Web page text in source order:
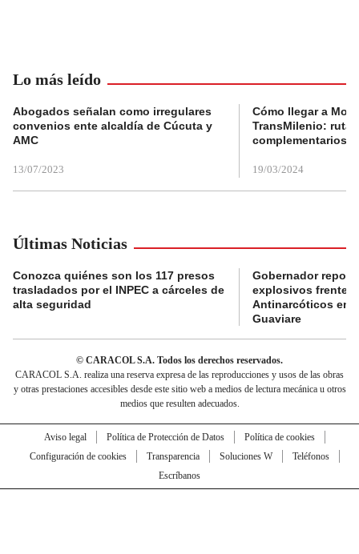
Lo más leído
Abogados señalan como irregulares
convenios ente alcaldía de Cúcuta y
AMC
13/07/2023
Cómo llegar a
TransMilenio:
complementarios
19/03/2024
Últimas Noticias
Conozca quiénes son los 117 presos
trasladados por el INPEC a cárceles de
alta seguridad
Gobernador
explosivos frente a
Antinarcóticos en
Guaviare
© CARACOL S.A. Todos los derechos reservados.
CARACOL S.A. realiza una reserva expresa de las reproducciones y usos de las obras
y otras prestaciones accesibles desde este sitio web a medios de lectura mecánica u otros
medios que resulten adecuados.
Aviso legal Política de Protección de Datos
Política de cookies
Configuración de cookies
Transparencia Soluciones W
Teléfonos
Escríbanos